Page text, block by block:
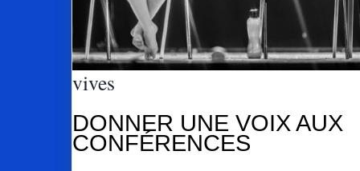
vives
DONNER UNE VOIX AUX
CONFÉRENCES